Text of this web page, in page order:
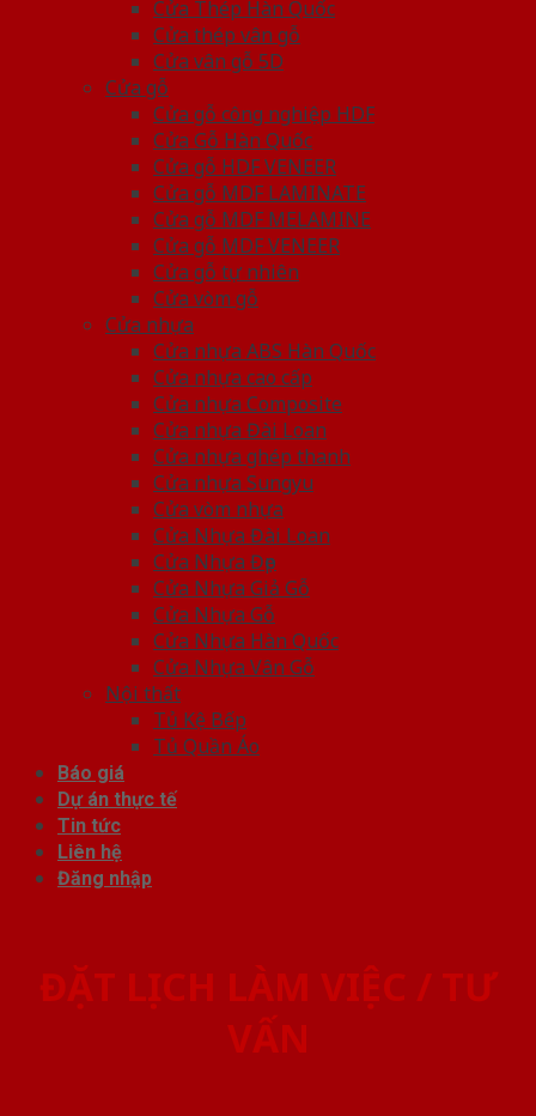
Cửa Thép Hàn Quốc
Cửa thép vân gỗ
Cửa vân gỗ 5D
Cửa gỗ
Cửa gỗ công nghiệp HDF
Cửa Gỗ Hàn Quốc
Cửa gỗ HDF VENEER
Cửa gỗ MDF LAMINATE
Cửa gỗ MDF MELAMINE
Cửa gỗ MDF VENEER
Cửa gỗ tự nhiên
Cửa vòm gỗ
Cửa nhựa
Cửa nhựa ABS Hàn Quốc
Cửa nhựa cao cấp
Cửa nhựa Composite
Cửa nhựa Đài Loan
Cửa nhựa ghép thanh
Cửa nhựa Sungyu
Cửa vòm nhựa
Cửa Nhựa Đài Loan
Cửa Nhựa Đẹp
Cửa Nhựa Giả Gỗ
Cửa Nhựa Gỗ
Cửa Nhựa Hàn Quốc
Cửa Nhựa Vân Gỗ
Nội thất
Tủ Kệ Bếp
Tủ Quần Áo
Báo giá
Dự án thực tế
Tin tức
Liên hệ
Đăng nhập
ĐẶT LỊCH LÀM VIỆC / TƯ
VẤN